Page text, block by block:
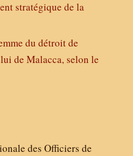
stratégique de la
du détroit de
de Malacca, selon le
des Officiers de